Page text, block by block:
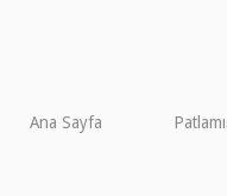
Ana Sayfa